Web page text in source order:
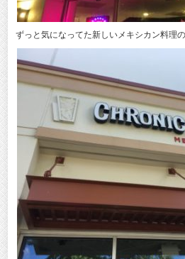
ずっと気になってた新しいメキシカン料理の